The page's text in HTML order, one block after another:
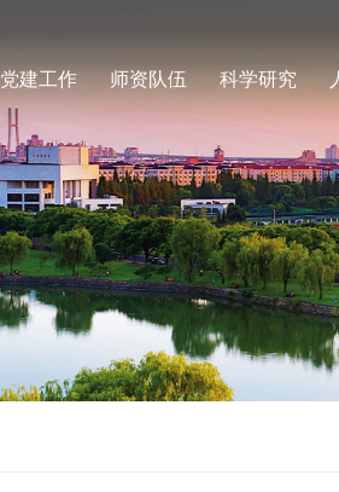
党建工作 师资队伍 科学研究